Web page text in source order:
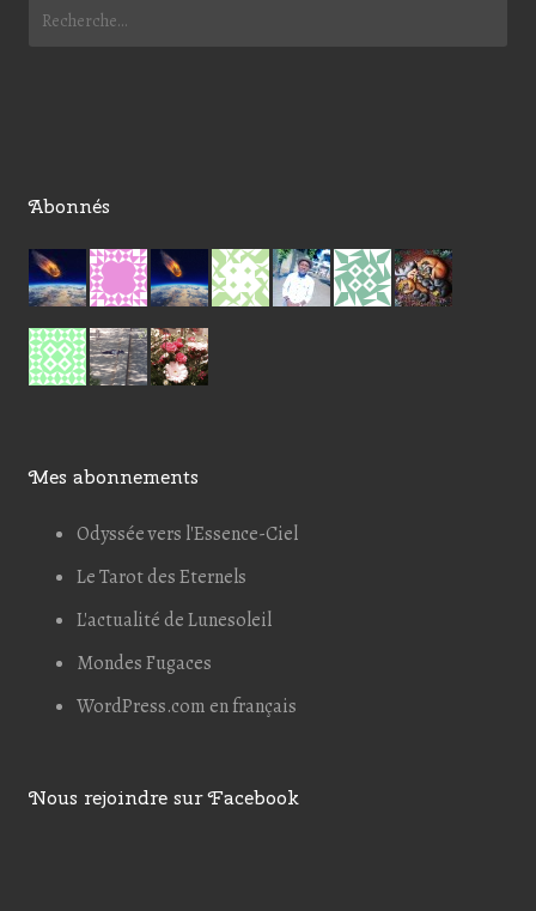
Abonnés
Mes abonnements
Odyssée vers l'Essence-Ciel
Le Tarot des Eternels
L'actualité de Lunesoleil
Mondes Fugaces
WordPress.com en français
Nous rejoindre sur Facebook